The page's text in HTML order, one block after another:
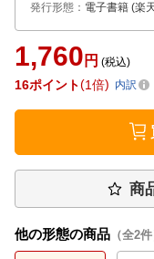
発行形態 ： 電子書籍 (楽
1,760 円 (税込)
16ポイント 1倍 内訳
商
他の形態の商品 （全2件